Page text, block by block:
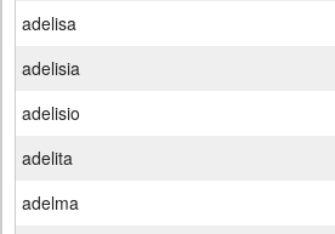
adelisa
adelisia
adelisio
adelita
adelma